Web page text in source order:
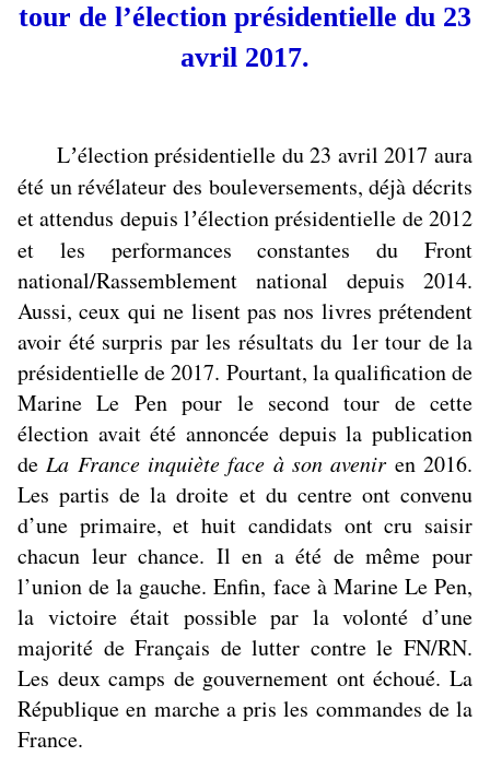
tour de l’élection présidentielle du 23
avril 2017.
L’élection présidentielle du 23 avril 2017 aura
été un révélateur des bouleversements, déjà décrits
et attendus depuis l’élection présidentielle de 2012
et les performances constantes du Front
national/Rassemblement national depuis 2014.
Aussi, ceux qui ne lisent pas nos livres prétendent
avoir été surpris par les résultats du 1er tour de la
présidentielle de 2017. Pourtant, la qualification de
Marine Le Pen pour le second tour de cette
élection avait été annoncée depuis la publication
deLa France inquiète face à son avenir en 2016.
Les partis de la droite et du centre ont convenu
d’une primaire, et huit candidats ont cru saisir
chacun leur chance. Il en a été de même pour
l’union de la gauche. Enfin, face à Marine Le Pen,
la victoire était possible par la volonté d’une
majorité de Français de lutter contre le FN/RN.
Les deux camps de gouvernement ont échoué. La
République en marche a pris les commandes de la
France.